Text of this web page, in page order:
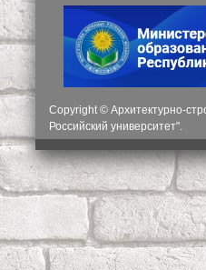
Copyright © Архитектурно-
Российский университет".